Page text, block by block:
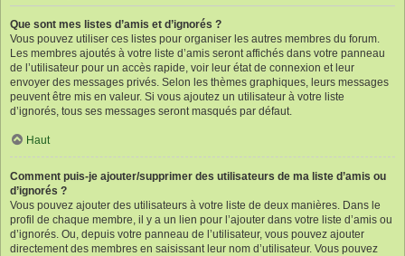
Que sont mes listes d’amis et d’ignorés ?
Vous pouvez utiliser ces listes pour organiser les autres membres du forum.
Les membres ajoutés à votre liste d’amis seront affichés dans votre panneau
de l’utilisateur pour un accès rapide, voir leur état de connexion et leur
envoyer des messages privés. Selon les thèmes graphiques, leurs messages
peuvent être mis en valeur. Si vous ajoutez un utilisateur à votre liste
d’ignorés, tous ses messages seront masqués par défaut.
Haut
Comment puis-je ajouter/supprimer des utilisateurs de ma liste d’amis ou
d’ignorés ?
Vous pouvez ajouter des utilisateurs à votre liste de deux manières. Dans le
profil de chaque membre, il y a un lien pour l’ajouter dans votre liste d’amis ou
d’ignorés. Ou, depuis votre panneau de l’utilisateur, vous pouvez ajouter
directement des membres en saisissant leur nom d’utilisateur. Vous pouvez